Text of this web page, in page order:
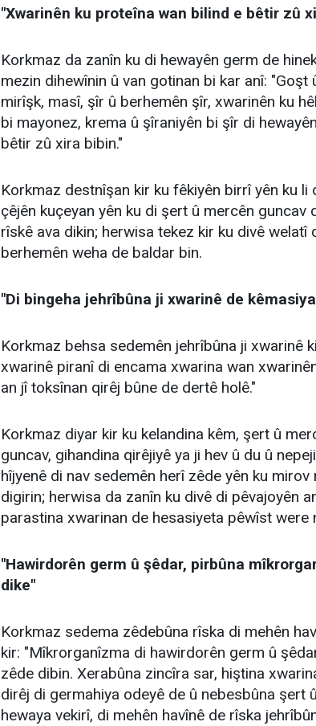
"Xwarinên ku proteîna wan bilind e bêtir zû
Korkmaz da zanîn ku di hewayên germ de
mezin dihewînin û van gotinan bi kar anî: "Goşt
mirîşk, masî, şîr û berhemên şîr, xwarinên ku
bi mayonez, krema û şîraniyên bi şîr di
bêtir zû xira bibin."
Korkmaz destnîşan kir ku fêkiyên birrî yên ku li
çêjên kuçeyan yên ku di şert û mercên guncav
rîskê ava dikin; herwisa tekez kir ku divê welatî
berhemên weha de baldar bin.
"Di bingeha jehrîbûna ji xwarinê de
Korkmaz behsa sedemên jehrîbûna ji xwarinê
xwarinê piranî di encama xwarina wan
an jî toksînan qirêj bûne de dertê holê."
Korkmaz diyar kir ku kelandina kêm, şert û
guncav, gihandina qirêjiyê ya ji hev û du û
hîjyenê di nav sedemên herî zêde yên ku
digirin; herwisa da zanîn ku divê di pêvajoyên
parastina xwarinan de hesasiyeta pêwîst were
"Hawirdorên germ û şêdar, pirbûna
dike"
Korkmaz sedema zêdebûna rîska di mehên
kir: "Mîkrorganîzma di hawirdorên germ û
zêde dibin. Xerabûna zincîra sar, hiştina
dirêj di germahiya odeyê de û nebesbûna şert
hewaya vekirî, di mehên havînê de rîska